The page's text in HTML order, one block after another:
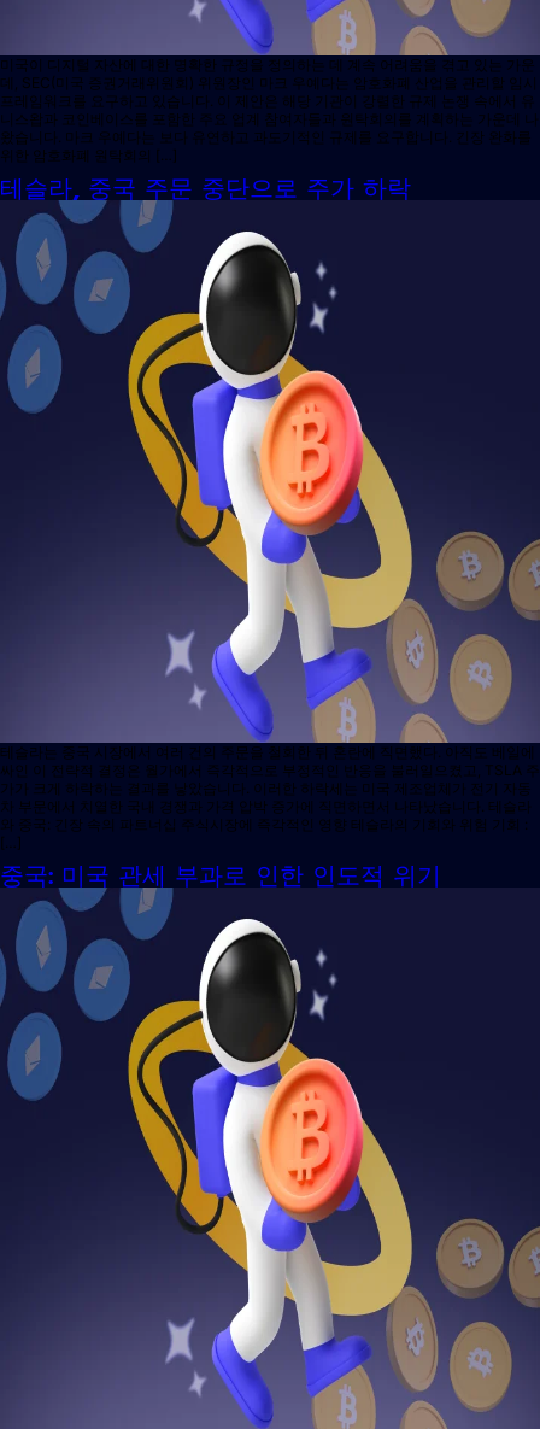
미국이 디지털 자산에 대한 명확한 규정을 정의하는 데 계속 어려움을 겪고 있는 가운
데, SEC(미국 증권거래위원회) 위원장인 마크 우예다는 암호화폐 산업을 관리할 임시
프레임워크를 요구하고 있습니다. 이 제안은 해당 기관이 강렬한 규제 논쟁 속에서 유
니스왑과 코인베이스를 포함한 주요 업계 참여자들과 원탁회의를 계획하는 가운데 나
왔습니다. 마크 우예다는 보다 유연하고 과도기적인 규제를 요구합니다. 긴장 완화를
위한 암호화폐 원탁회의 […]
테슬라, 중국 주문 중단으로 주가 하락
테슬라는 중국 시장에서 여러 건의 주문을 철회한 뒤 혼란에 직면했다. 아직도 베일에
싸인 이 전략적 결정은 월가에서 즉각적으로 부정적인 반응을 불러일으켰고, TSLA 주
가가 크게 하락하는 결과를 낳았습니다. 이러한 하락세는 미국 제조업체가 전기 자동
차 부문에서 치열한 국내 경쟁과 가격 압박 증가에 직면하면서 나타났습니다. 테슬라
와 중국: 긴장 속의 파트너십 주식시장에 즉각적인 영향 테슬라의 기회와 위험 기회 :
[…]
중국: 미국 관세 부과로 인한 인도적 위기